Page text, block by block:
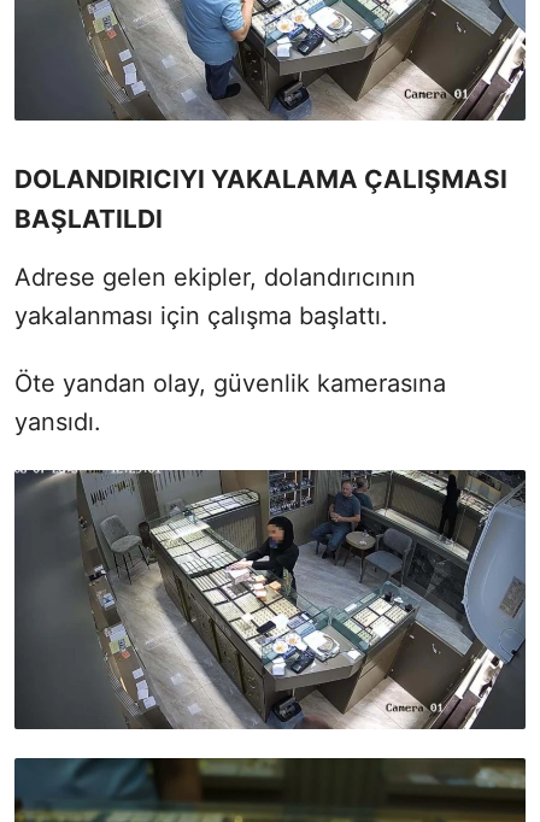
DOLANDIRICIYI YAKALAMA ÇALIŞMASI
BAŞLATILDI
Adrese gelen ekipler, dolandırıcının
yakalanması için çalışma başlattı.
Öte yandan olay, güvenlik kamerasına
yansıdı.